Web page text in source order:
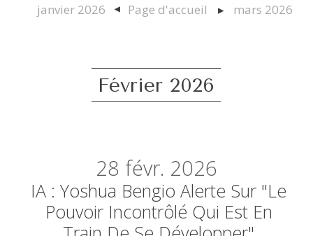
janvier 2026 Page d'accueil mars 2026
Février 2026
28 févr. 2026
IA : Yoshua Bengio Alerte Sur "le
Pouvoir Incontrôlé Qui Est En